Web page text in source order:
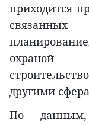
приходится
охраной
другими
По